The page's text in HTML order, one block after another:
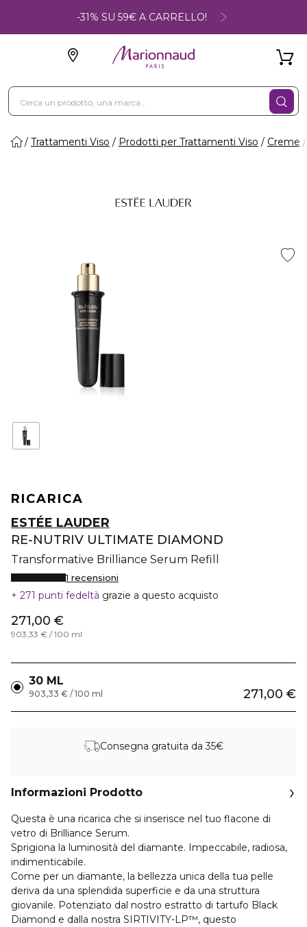
-31% SU 59€ A CARRELLO!
Trattamenti Viso Prodotti per Trattamenti Viso Creme
RICARICA
ESTÉE LAUDER
RE-NUTRIV ULTIMATE DIAMOND
Transformative Brilliance Serum Refill
1 recensioni
271 punti fedeltà grazie a questo acquisto
271,00 €
903,33 € / 100 ml
30 ML
271,00 €
903,33 € / 100 ml
Consegna gratuita da 35€
Informazioni Prodotto
Questa è una ricarica che si inserisce nel tuo flacone di
vetro di Brilliance Serum.
Sprigiona la luminosità del diamante. Impeccabile, radiosa,
indimenticabile.
Come per un diamante, la bellezza unica della tua pelle
deriva da una splendida superficie e da una struttura
giovanile. Potenziato dal nostro estratto di tartufo Black
Diamond e dalla nostra SIRTIVITY-LP™, questo